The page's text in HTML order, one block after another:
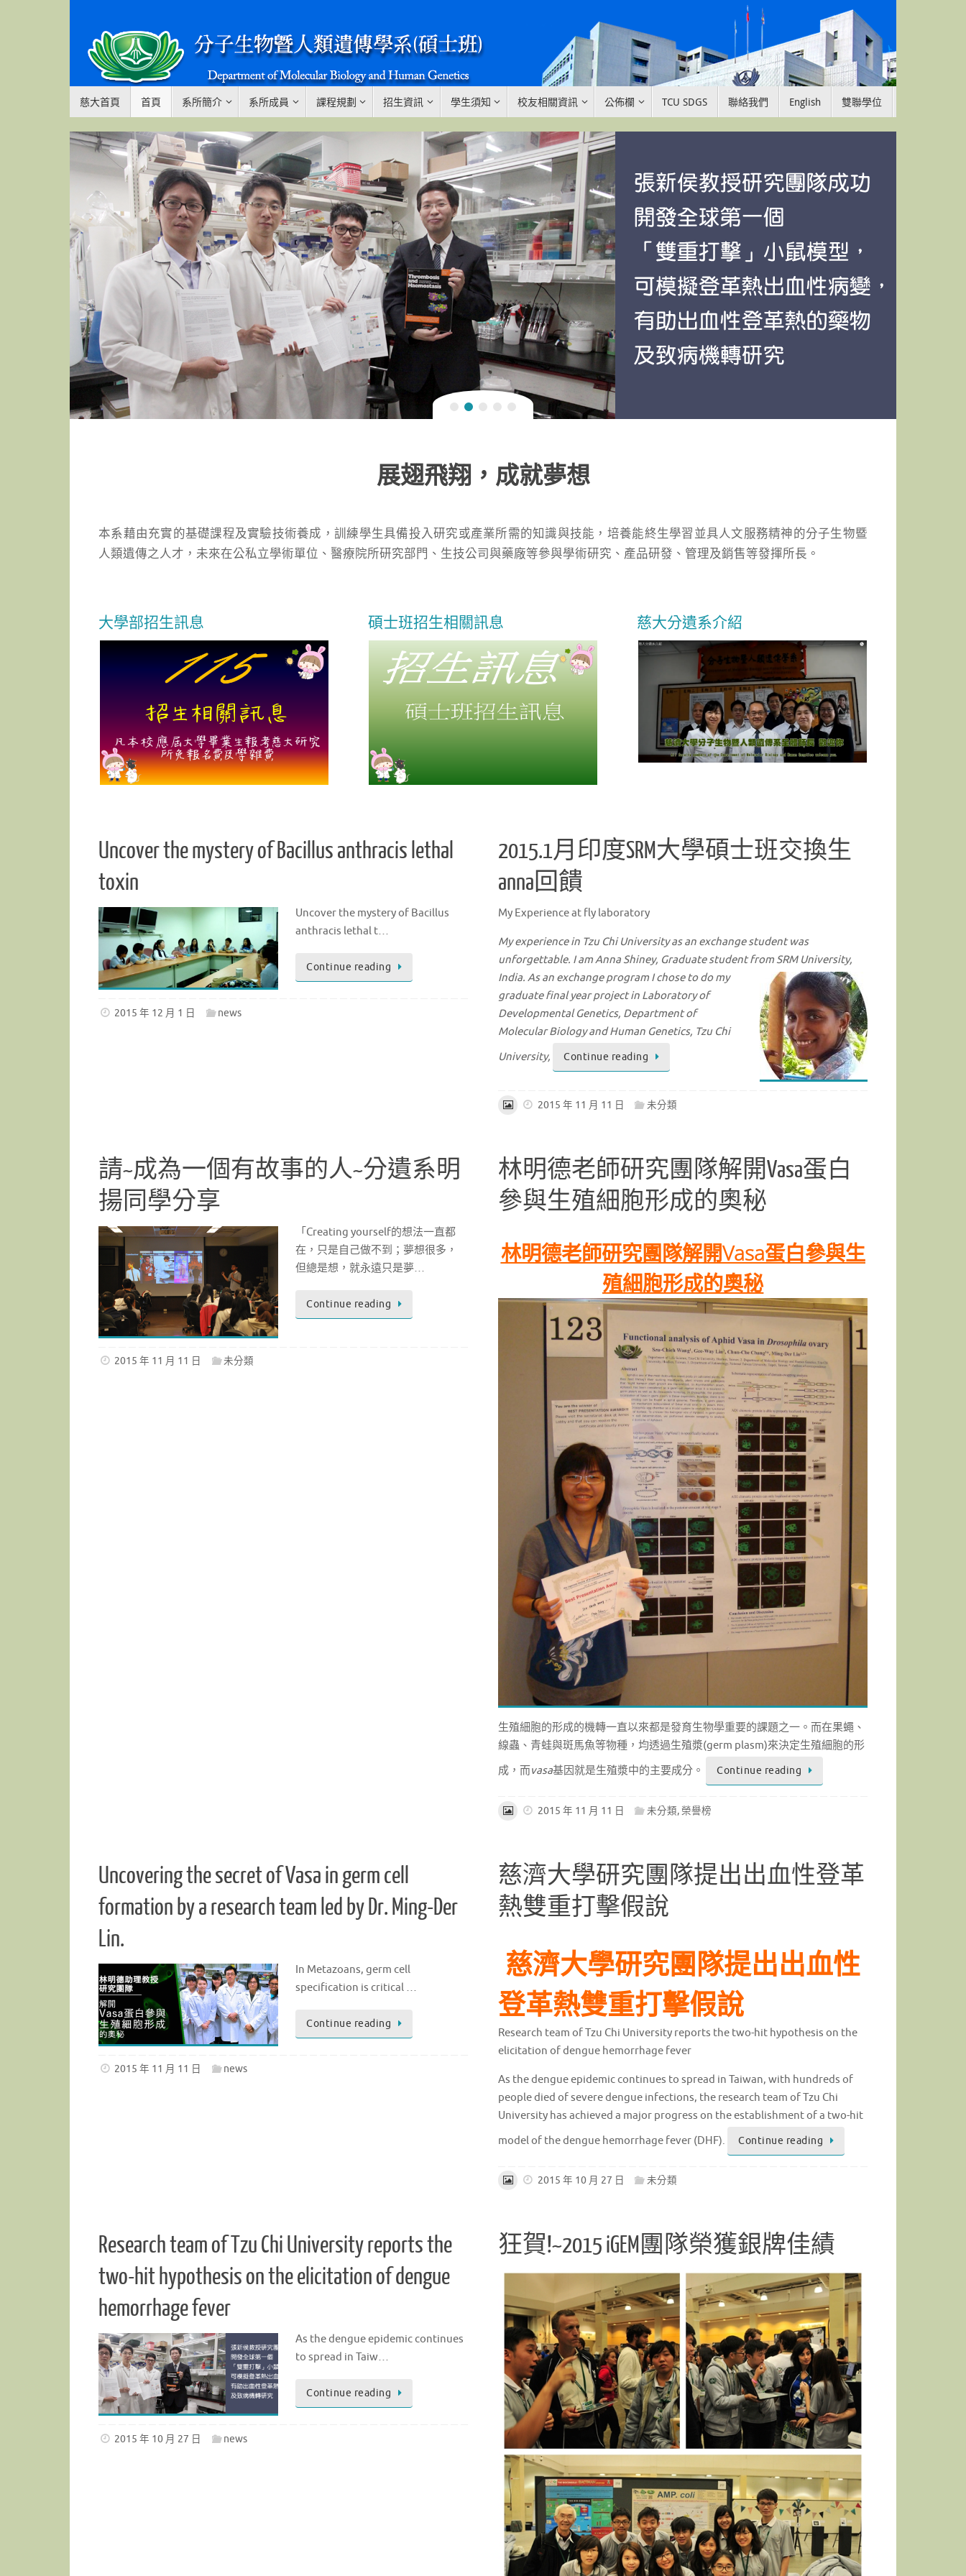
慈大首頁 首頁 系所簡介 系所成員 課程規劃 招生資訊 學生須知 校友相關資訊 公佈欄 TCU SDGS 聯絡我們 English 雙聯學位
展翅飛翔，成就夢想
本系藉由充實的基礎課程及實驗技術養成，訓練學生具備投入研究或產業所需的知識與技能，培養能終生學習並具人文服務精神的分子生物暨
人類遺傳之人才，未來在公私立學術單位、醫療院所研究部門、生技公司與藥廠等參與學術研究、產品研發、管理及銷售等發揮所長。
大學部招生訊息 碩士班招生相關訊息 慈大分遺系介紹
Uncover the mystery of Bacillus anthracis lethal
toxin
Uncover the mystery of Bacillus
anthracis lethal t…
Continue reading
2015 年 12 月 1 日 news
2015.1月印度SRM大學碩士班交換生
anna回饋
My Experience at fly laboratory
My experience in Tzu Chi University as an exchange student was
unforgettable. I am Anna Shiney, Graduate student from SRM University,
India. As an exchangeprogram I chose to do my
graduate final year project in Laboratory of
Developmental Genetics, Departmentof
Molecular Biology andHuman Genetics, Tzu Chi
University,
Continue reading
2015 年 11 月 11 日 未分類
請~成為一個有故事的人~分遺系明
揚同學分享
「Creating yourself的想法一直都
在，只是自己做不到；夢想很多，
但總是想，就永遠只是夢…
Continue reading
2015 年 11 月 11 日 未分類
林明德老師研究團隊解開Vasa蛋白
參與生殖細胞形成的奧秘
林明德老師研究團隊解開Vasa蛋白參與生
殖細胞形成的奧秘
生殖細胞的形成的機轉一直以來都是發育生物學重要的課題之一。而在果蠅、
線蟲、青蛙與斑馬魚等物種，均透過生殖漿(germ plasm)來決定生殖細胞的形
成，而vasa基因就是生殖漿中的主要成分。 Continue reading
2015 年 11 月 11 日 未分類, 榮譽榜
Uncovering the secret of Vasa in germ cell
formation by a research team led by Dr. Ming-Der
Lin.
In Metazoans, germ cell
specification is critical …
Continue reading
2015 年 11 月 11 日 news
慈濟大學研究團隊提出出血性登革
熱雙重打擊假說
慈濟大學研究團隊提出出血性
登革熱雙重打擊假說
Research team of Tzu Chi University reports the two-hit hypothesis on the
elicitation of dengue hemorrhage fever
As the dengue epidemic continues to spread in Taiwan, with hundreds of
people died of severe dengue infections, the research team of Tzu Chi
University has achieved a major progress on the establishment of a two-hit
model of the dengue hemorrhage fever (DHF).
Continue reading
2015 年 10 月 27 日 未分類
Research team of Tzu Chi University reports the
two-hit hypothesis on the elicitation of dengue
hemorrhage fever
As the dengue epidemic continues
to spread in Taiw…
Continue reading
2015 年 10 月 27 日 news
狂賀!~2015 iGEM團隊榮獲銀牌佳績